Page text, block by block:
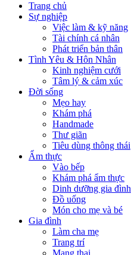
Trang chủ
Sự nghiệp
Việc làm & kỹ năng
Tài chính cá nhân
Phát triển bản thân
Tình Yêu & Hôn Nhân
Kinh nghiệm cưới
Tâm lý & cảm xúc
Đời sống
Mẹo hay
Khám phá
Handmade
Thư giãn
Tiêu dùng thông thái
Ẩm thực
Vào bếp
Khám phá ẩm thực
Dinh dưỡng gia đình
Đồ uống
Món cho mẹ và bé
Gia đình
Làm cha mẹ
Trang trí
Mang thai